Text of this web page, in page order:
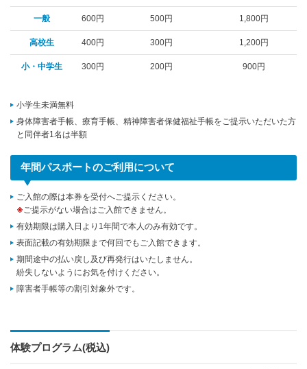
一般 600円 500円 1,800円
高校生 400円 300円 1,200円
小・中学生 300円 200円 900円
小学生未満無料
身体障害者手帳、療育手帳、精神障害者保健福祉手帳をご提示いただいた方
と同伴者1名は半額
年間パスポートのご利用について
ご入館の際は本券を受付へご提示ください。
※ご提示がない場合はご入館できません。
有効期限は購入日より1年間で本人のみ有効です。
表面記載の有効期限まで何回でもご入館できます。
期間途中の払い戻し及び再発行はいたしません。
紛失しないようにお気を付けください。
障害者手帳等の割引対象外です。
体験プログラム(税込)